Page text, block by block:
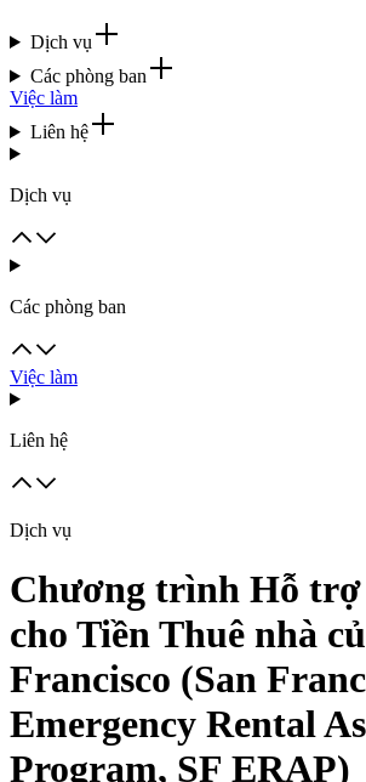
Dịch vụ
Các phòng ban
Việc làm
Liên hệ
Dịch vụ
Các phòng ban
Việc làm
Liên hệ
Dịch vụ
Chương trình Hỗ trợ
cho Tiền Thuê nhà
Francisco (San
Emergency Rental
Program, SF ERAP)